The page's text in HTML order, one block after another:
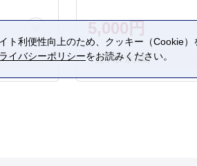
5,000円
熊本県 氷川町
ト利便性向上のため、クッキー（Cookie
イバシーポリシーをお読みください。